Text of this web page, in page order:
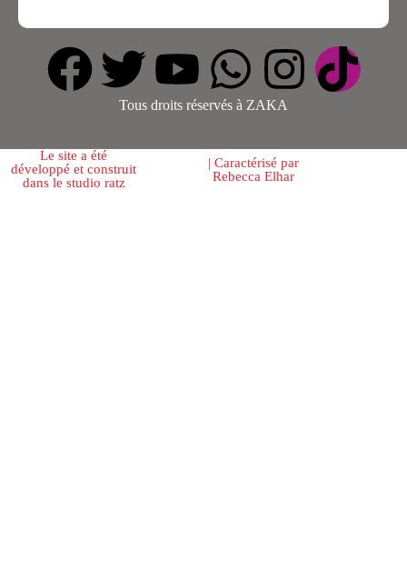
Tous droits réservés à ZAKA
Le site a été
développé et construit
dans le studio ratz
| Caractérisé par
Rebecca Elhar